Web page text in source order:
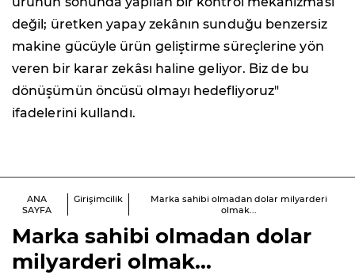
değil; üretken yapay zekânın sunduğu benzersiz
makine gücüyle ürün geliştirme süreçlerine yön
veren bir karar zekâsı haline geliyor. Biz de bu
dönüşümün öncüsü olmayı hedefliyoruz"
ifadelerini kullandı.
ANA
SAYFA
Girişimcilik
Marka sahibi olmadan dolar milyarderi
olmak...
Marka sahibi olmadan dolar
milyarderi olmak...